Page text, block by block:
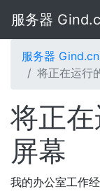
服务器
服务器 Gind.cn
将正在运行
将正
屏幕
我的办公室工作